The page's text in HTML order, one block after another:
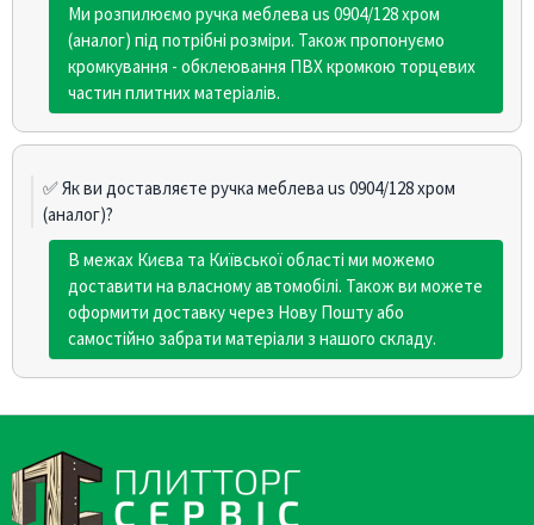
Ми розпилюємо ручка меблева us 0904/128 хром
(аналог) під потрібні розміри. Також пропонуємо
кромкування - обклеювання ПВХ кромкою торцевих
частин плитних матеріалів.
✅ Як ви доставляєте ручка меблева us 0904/128 хром
(аналог)?
В межах Києва та Київської області ми можемо
доставити на власному автомобілі. Також ви можете
оформити доставку через Нову Пошту або
самостійно забрати матеріали з нашого складу.